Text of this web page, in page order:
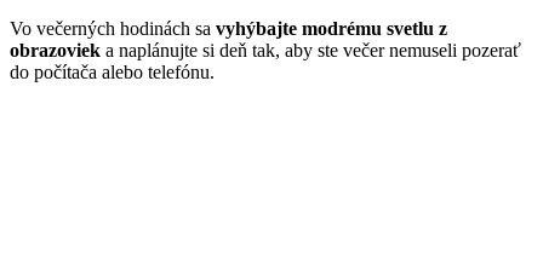
Vo večerných hodinách sa vyhýbajte modrému svetlu z
obrazoviek a naplánujte si deň tak, aby ste večer nemuseli pozerať
do počítača alebo telefónu.